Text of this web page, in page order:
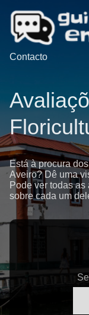
Contacto
Está à procura
Aveiro? Dê uma
Pode ver todas
sobre cada um